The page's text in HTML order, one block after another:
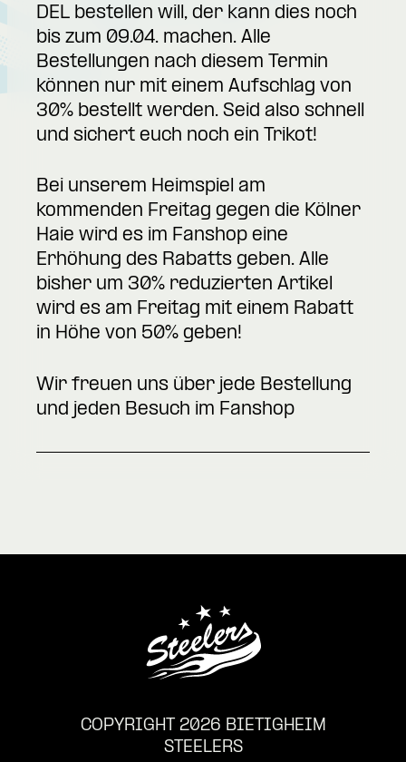
DEL bestellen will, der kann dies noch
bis zum 09.04. machen. Alle
Bestellungen nach diesem Termin
können nur mit einem Aufschlag von
30% bestellt werden. Seid also schnell
und sichert euch noch ein Trikot!
Bei unserem Heimspiel am
kommenden Freitag gegen die Kölner
Haie wird es im Fanshop eine
Erhöhung des Rabatts geben. Alle
bisher um 30% reduzierten Artikel
wird es am Freitag mit einem Rabatt
in Höhe von 50% geben!
Wir freuen uns über jede Bestellung
und jeden Besuch im Fanshop
COPYRIGHT 2026 BIETIGHEIM
STEELERS